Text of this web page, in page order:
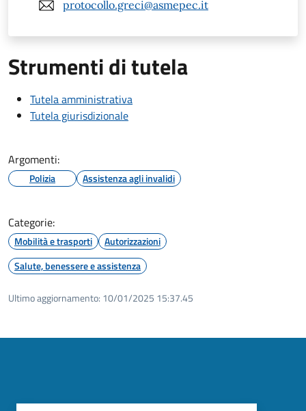
protocollo.greci@asmepec.it
Strumenti di tutela
Tutela amministrativa
Tutela giurisdizionale
Argomenti:
Polizia Assistenza agli invalidi
Categorie:
Mobilità e trasporti
Autorizzazioni
Salute, benessere e assistenza
Ultimo aggiornamento: 10/01/2025 15:37.45